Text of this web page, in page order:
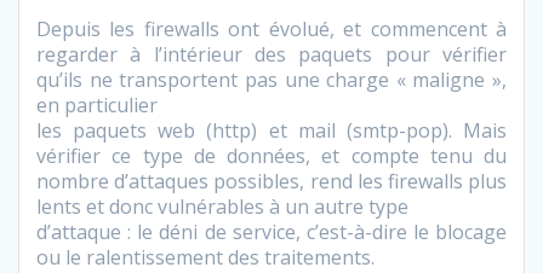
Depuis les firewalls ont évolué, et commencent à
regarder à l’intérieur des paquets pour vérifier
qu’ils ne transportent pas une charge « maligne »,
en particulier
les paquets web (http) et mail (smtp-pop). Mais
vérifier ce type de données, et compte tenu du
nombre d’attaques possibles, rend les firewalls plus
lents et donc vulnérables à un autre type
d’attaque : le déni de service, c’est-à-dire le blocage
ou le ralentissement des traitements.